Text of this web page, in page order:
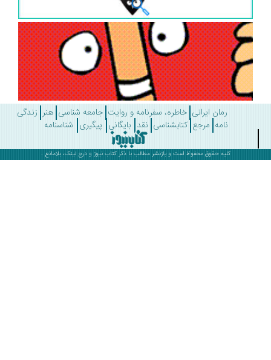
رمان ایرانی خاطره، سفرنامه و روایت جامعه شناسی هنر زندگی
مرجع کتابشناسی نقد بایگانی پیگیری شناسنامه
کلیه حقوق محفوظ است و بازنشر مطالب با ذکرکتاب نیوز و درج لینک، بلامانع .